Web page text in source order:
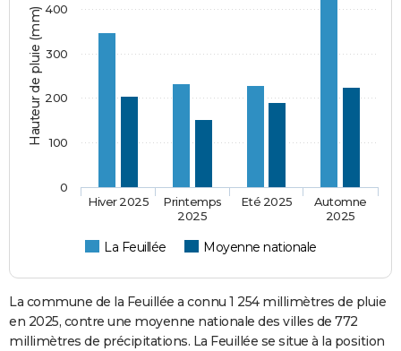
Hauteur de pluie (mm)
La Feuillée Moyenne nationale
Hiver 2025
Printemps
2025
Eté 2025
Automne
2025
0
100
200
300
400
La commune de la Feuillée a connu 1 254 millimètres de pluie
en 2025, contre une moyenne nationale des villes de 772
millimètres de précipitations. La Feuillée se situe à la position